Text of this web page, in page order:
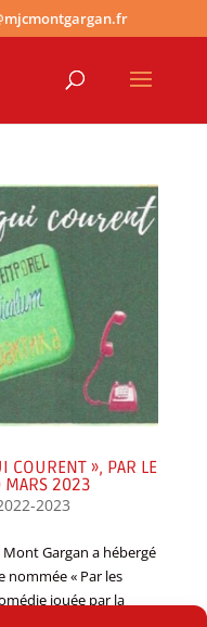
COURENT », PAR LE
MARS 2023
2023
Mont Gargan a hébergé
nommée « Par les
jouée par la